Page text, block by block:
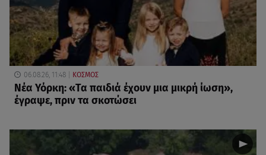
06.08.26, 11:48 ΚΟΣΜΟΣ
Νέα Υόρκη: «Τα παιδιά έχουν μια μικρή ίωση»,
έγραψε, πριν τα σκοτώσει